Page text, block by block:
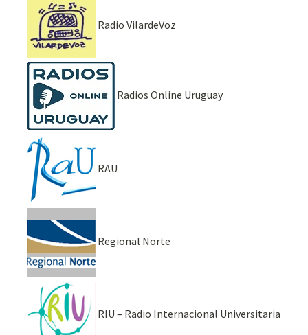
Radio VilardeVoz
Radios Online Uruguay
RAU
Regional Norte
RIU – Radio Internacional Universitaria